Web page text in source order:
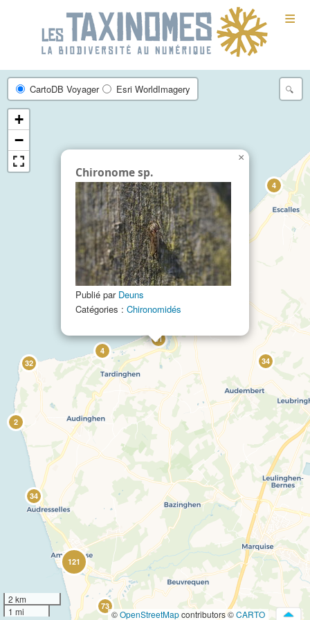
≡
4
34
2
32
4
81
34
73
121
Chironome sp.
Publié par Deuns
Catégories : Chironomidés
×
CartoDB Voyager Esri WorldImagery
+
−
2 km
1 mi
©OpenStreetMapcontributors ©CARTO